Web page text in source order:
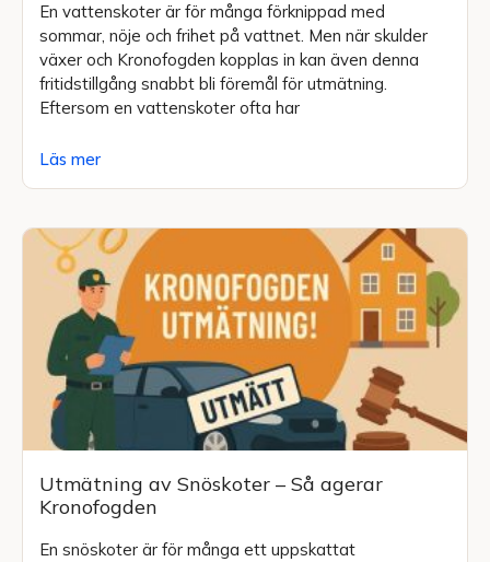
En vattenskoter är för många förknippad med
sommar, nöje och frihet på vattnet. Men när skulder
växer och Kronofogden kopplas in kan även denna
fritidstillgång snabbt bli föremål för utmätning.
Eftersom en vattenskoter ofta har
Läs mer
Utmätning av Snöskoter – Så agerar
Kronofogden
En snöskoter är för många ett uppskattat